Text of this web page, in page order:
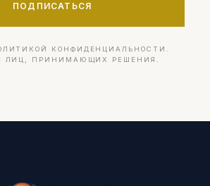
ПОДПИСАТЬСЯ
КОНФИДЕНЦИАЛЬНОСТИ.
ЛИЦ, ПРИНИМАЮЩИХ РЕШЕНИЯ.